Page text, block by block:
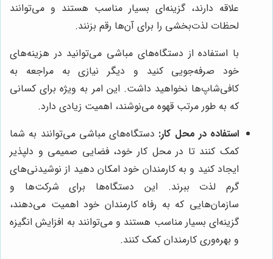
علاقه دارند، گزینه‌ای بسیار مناسب هستند و می‌توانند
لحظات لذت‌بخشی را برای آن‌ها رقم بزنند.
با استفاده از دستگاه‌های مباشی می‌توانید در هزینه‌های
خود صرفه‌جویی کنید و دیگر نیازی به مراجعه به
کافی‌شاپ‌ها نخواهید داشت. این امر به ویژه برای کسانی
که به طور مرتب قهوه می‌نوشند، اهمیت زیادی دارد.
استفاده در محل کار: دستگاه‌های مباشی می‌توانند به شما
کمک کنند تا در محل کار خود، فضایی صمیمی و دلپذیر
ایجاد کنید و به کارمندان خود امکان دهید از نوشیدنی‌های
گرم لذت ببرند. این دستگاه‌ها برای شرکت‌ها و
سازمان‌هایی که به رفاه کارمندان خود اهمیت می‌دهند،
گزینه‌ای بسیار مناسب هستند و می‌توانند به افزایش انگیزه
و بهره‌وری کارمندان کمک کنند.